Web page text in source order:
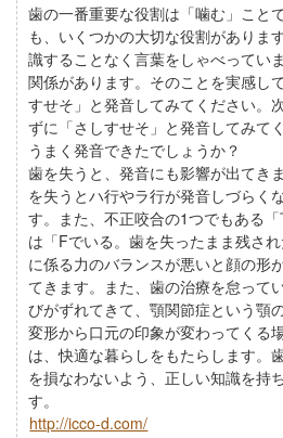
歯の一番重要な役割は「噛む」こと
も、いくつかの大切な役割がありま
識することなく言葉をしゃべってい
関係があります。そのことを実感し
すせそ」と発音してみてください。
ずに「さしすせそ」と発音してみて
うまく発音できたでしょうか？
歯を失うと、発音にも影響が出てき
を失うとハ行やラ行が発音しづらく
す。また、不正咬合の1つでもある
は「Fでいる。歯を失ったまま残さ
に係る力のバランスが悪いと顔の形
てきます。また、歯の治療を怠って
びがずれてきて、顎関節症という顎
変形から口元の印象が変わってくる
は、快適な暮らしをもたらします。
を損なわないよう、正しい知識を持
す。
http://icco-d.com/